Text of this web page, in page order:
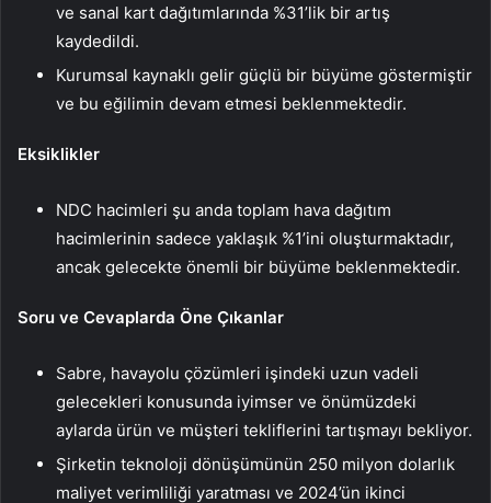
ve sanal kart dağıtımlarında %31’lik bir artış
kaydedildi.
Kurumsal kaynaklı gelir güçlü bir büyüme göstermiştir
ve bu eğilimin devam etmesi beklenmektedir.
Eksiklikler
NDC hacimleri şu anda toplam hava dağıtım
hacimlerinin sadece yaklaşık %1’ini oluşturmaktadır,
ancak gelecekte önemli bir büyüme beklenmektedir.
Soru ve Cevaplarda Öne Çıkanlar
Sabre, havayolu çözümleri işindeki uzun vadeli
gelecekleri konusunda iyimser ve önümüzdeki
aylarda ürün ve müşteri tekliflerini tartışmayı bekliyor.
Şirketin teknoloji dönüşümünün 250 milyon dolarlık
maliyet verimliliği yaratması ve 2024’ün ikinci